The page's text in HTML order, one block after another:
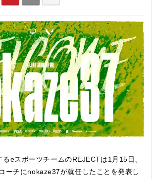
eスポーツチームのREJECTは1月15日、
ーチにnokaze37が就任したことを発表し